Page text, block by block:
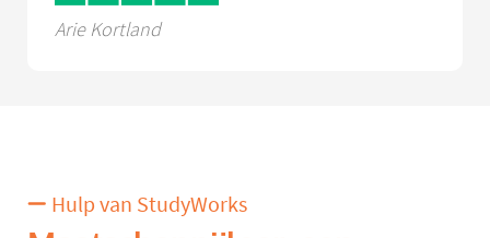
Arie Kortland
Hulp van StudyWorks